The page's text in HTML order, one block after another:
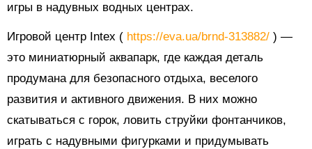
игры в надувных водных центрах.
Игровой центр Intex ( https://eva.ua/brnd-313882/ ) —
это миниатюрный аквапарк, где каждая деталь
продумана для безопасного отдыха, веселого
развития и активного движения. В них можно
скатываться с горок, ловить струйки фонтанчиков,
играть с надувными фигурками и придумывать